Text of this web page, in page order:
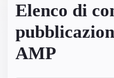
Elenco di
AMP